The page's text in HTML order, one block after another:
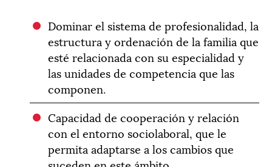
Dominar el sistema de profesionalidad, la
estructura y ordenación de la familia que
esté relacionada con su especialidad y
las unidades de competencia que las
componen.
Capacidad de cooperación y relación
con el entorno sociolaboral, que le
permita adaptarse a los cambios que